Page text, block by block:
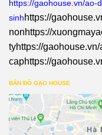
https://gaohouse.vn/ao-
sinhhttps://
nonhttps://
tyhttps://
caphttps://
BẢN ĐỒ GẠO HOUSE